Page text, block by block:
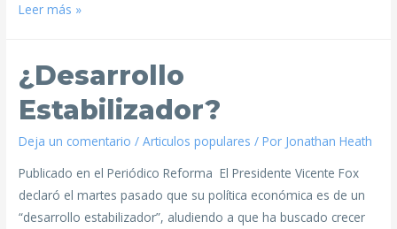
Leer más »
¿Desarrollo
Estabilizador?
Deja un comentario /Articulos populares / Por Jonathan Heath
Publicado en el Periódico Reforma El Presidente Vicente Fox
declaró el martes pasado que su política económica es de un
“desarrollo estabilizador”, aludiendo a que ha buscado crecer